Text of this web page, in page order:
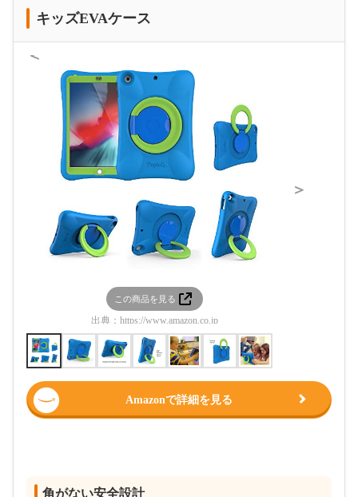
キッズEVAケース
＜
この商品を見る
出典： https://www.amazon.co.jp
＞
Amazonで詳細を見る
角がない安全設計